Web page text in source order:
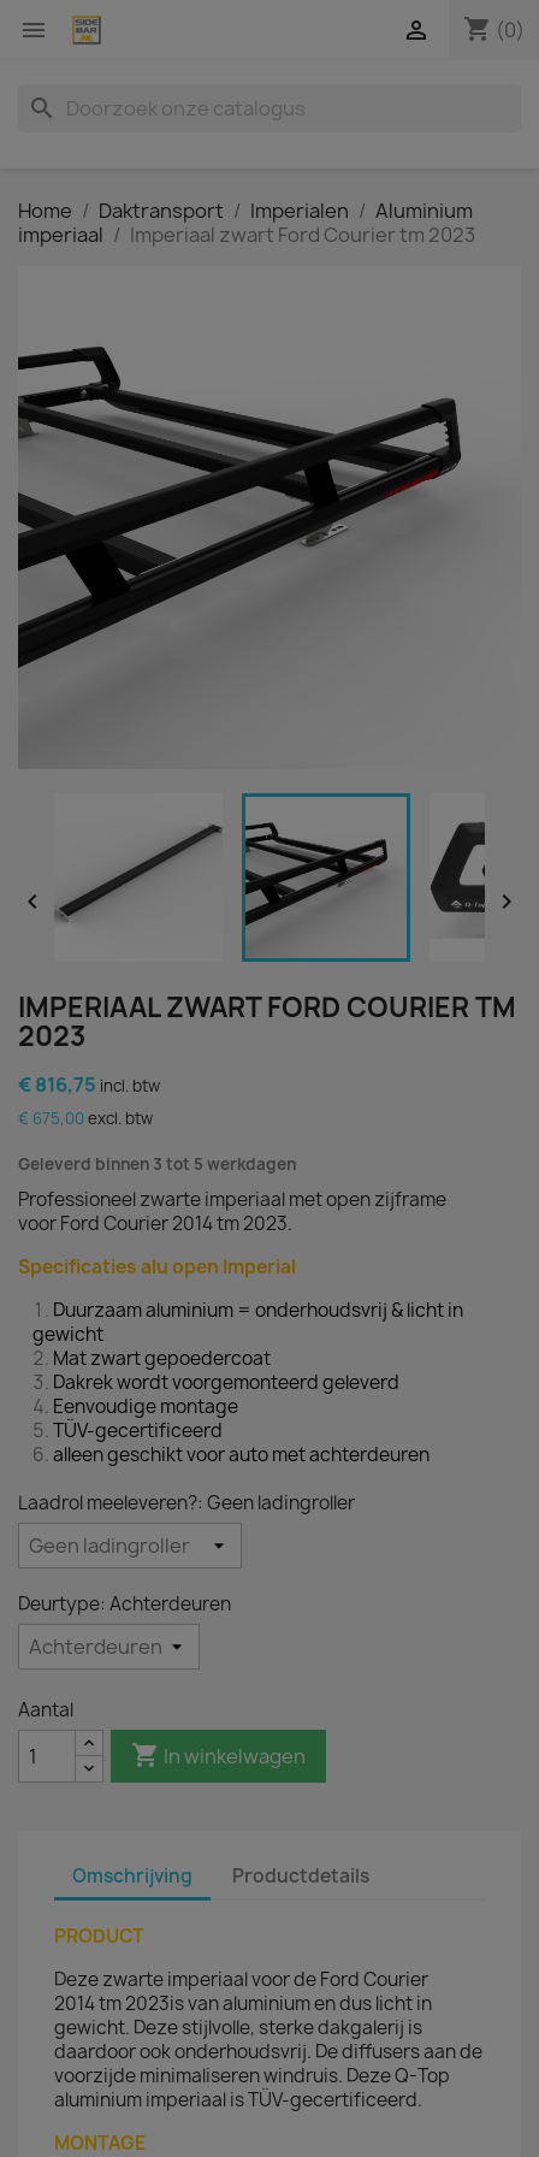
 shopping_cart (0)

search
Home Daktransport Imperialen
Aluminium
imperiaal
Imperiaal zwart Ford Courier tm 2023
 
IMPERIAAL ZWART FORD COURIER TM
2023
€ 816,75 incl. btw
€ 675,00 excl. btw
Geleverd binnen 3 tot 5 werkdagen
Professioneel zwarte imperiaal met open zijframe
voor Ford Courier 2014 tm 2023.
Specificaties alu open Imperial
Duurzaam aluminium = onderhoudsvrij & licht in
gewicht
Mat zwart gepoedercoat
Dakrek wordt voorgemonteerd geleverd
Eenvoudige montage
TÜV-gecertificeerd
alleen geschikt voor auto met achterdeuren
Laadrol meeleveren?: Geen ladingroller
Deurtype: Achterdeuren
Aantal
 In winkelwagen
Omschrijving Productdetails
PRODUCT
Deze zwarte imperiaal voor de Ford Courier
2014 tm 2023is van aluminium en dus licht in
gewicht. Deze stijlvolle, sterke dakgalerij is
daardoor ook onderhoudsvrij. De diffusers aan de
voorzijde minimaliseren windruis. Deze Q-Top
aluminium imperiaal is TÜV-gecertificeerd.
MONTAGE